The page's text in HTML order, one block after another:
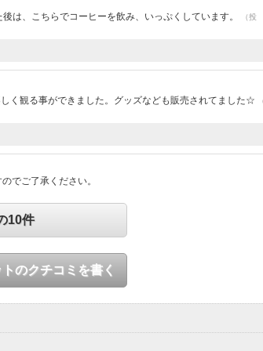
は、こちらでコーヒーを飲み、いっぷくしています。
（投
く観る事ができました。グッズなども販売されてました☆
でご了承ください。
10件
のクチコミを書く